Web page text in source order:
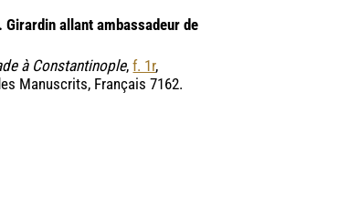
allant ambassadeur de
à Constantinople,f. 1r,
Manuscrits, Français 7162.